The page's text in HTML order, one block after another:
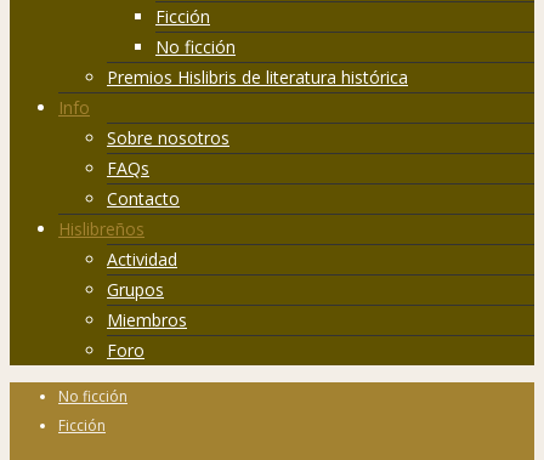
Ficción
No ficción
Premios Hislibris de literatura histórica
Info
Sobre nosotros
FAQs
Contacto
Hislibreños
Actividad
Grupos
Miembros
Foro
No ficción
Ficción